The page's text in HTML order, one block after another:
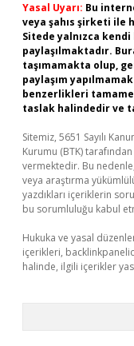
Yasal Uyarı: Bu
veya şahıs şirketi ile
Sitede yalnızca kendi
paylaşılmaktadır.
taşımamakta olup,
paylaşım
benzerlikleri
taslak halindedir ve
Sitemiz, 5651 Sayılı
Kurumu (BTK)
vermektedir. Bu
veya araştırma
yazdıkları içeriklerin
bu sorumluluğu kabul
Hukuka ve yasal
içerikleri,
halinde, ilgili içerikler